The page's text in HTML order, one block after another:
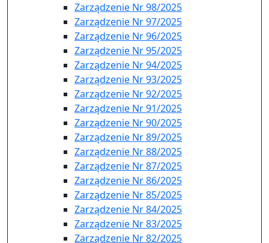
Zarządzenie Nr 98/2025
Zarządzenie Nr 97/2025
Zarządzenie Nr 96/2025
Zarządzenie Nr 95/2025
Zarządzenie Nr 94/2025
Zarządzenie Nr 93/2025
Zarządzenie Nr 92/2025
Zarządzenie Nr 91/2025
Zarządzenie Nr 90/2025
Zarządzenie Nr 89/2025
Zarządzenie Nr 88/2025
Zarządzenie Nr 87/2025
Zarządzenie Nr 86/2025
Zarządzenie Nr 85/2025
Zarządzenie Nr 84/2025
Zarządzenie Nr 83/2025
Zarządzenie Nr 82/2025